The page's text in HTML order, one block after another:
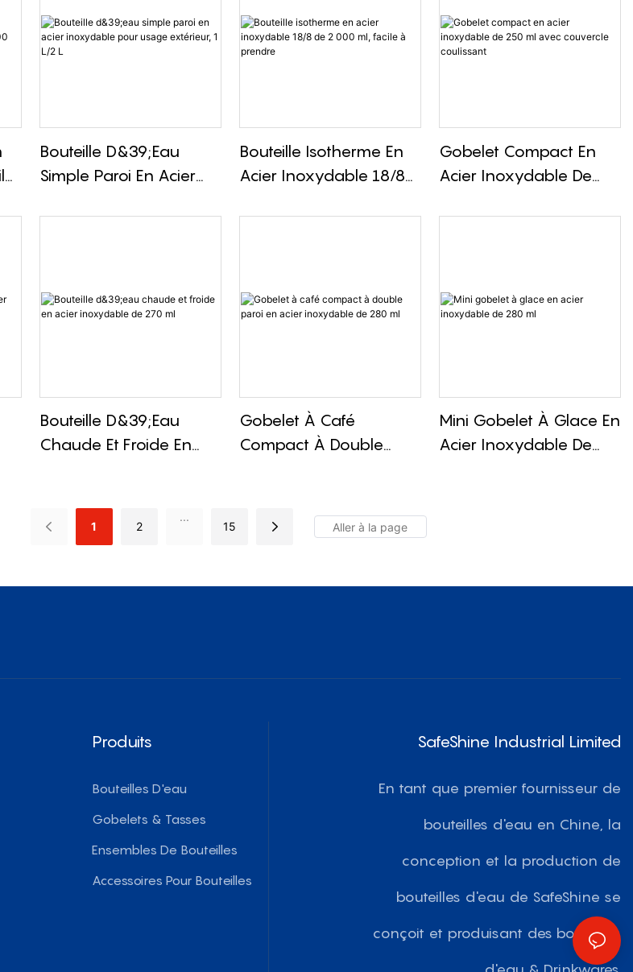
Bouteille D&39;eau
Simple Paroi En Acier
Bouteille Isotherme En
Acier Inoxydable 18/8
Gobelet Compact En
Acier Inoxydable De
Bouteille D&39;eau
Chaude Et Froide En
Gobelet À Café
Compact À Double
Mini Gobelet À Glace En
Acier Inoxydable De
1 2
...
15
Produits
Bouteilles D'eau
Gobelets & Tasses
Ensembles De Bouteilles
Accessoires Pour Bouteilles
SafeShine Industrial Limited
En tant que premier fournisseur de
bouteilles d'eau en Chine, la
conception et la production de
bouteilles d'eau de SafeShine se
conçoit et produisant des bouteilles